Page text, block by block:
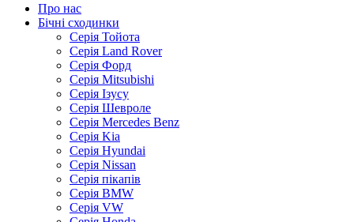
Про нас
Бічні сходинки
Серія Тойота
Серія Land Rover
Серія Форд
Серія Mitsubishi
Серія Ізусу
Серія Шевроле
Серія Mercedes Benz
Серія Kia
Серія Hyundai
Серія Nissan
Серія пікапів
Серія BMW
Серія VW